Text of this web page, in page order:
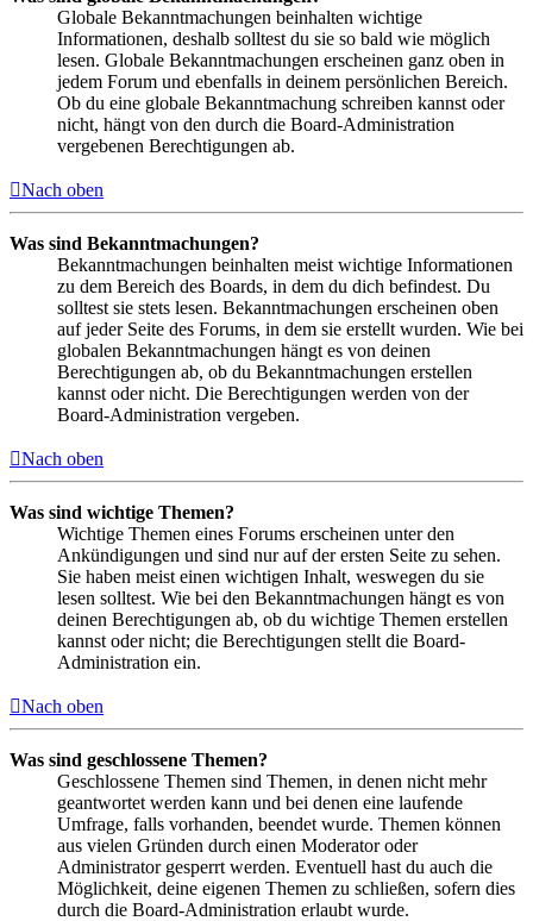
Globale Bekanntmachungen beinhalten wichtige
Informationen, deshalb solltest du sie so bald wie möglich
lesen. Globale Bekanntmachungen erscheinen ganz oben in
jedem Forum und ebenfalls in deinem persönlichen Bereich.
Ob du eine globale Bekanntmachung schreiben kannst oder
nicht, hängt von den durch die Board-Administration
vergebenen Berechtigungen ab.
Nach oben
Was sind Bekanntmachungen?
Bekanntmachungen beinhalten meist wichtige Informationen
zu dem Bereich des Boards, in dem du dich befindest. Du
solltest sie stets lesen. Bekanntmachungen erscheinen oben
auf jeder Seite des Forums, in dem sie erstellt wurden. Wie bei
globalen Bekanntmachungen hängt es von deinen
Berechtigungen ab, ob du Bekanntmachungen erstellen
kannst oder nicht. Die Berechtigungen werden von der
Board-Administration vergeben.
Nach oben
Was sind wichtige Themen?
Wichtige Themen eines Forums erscheinen unter den
Ankündigungen und sind nur auf der ersten Seite zu sehen.
Sie haben meist einen wichtigen Inhalt, weswegen du sie
lesen solltest. Wie bei den Bekanntmachungen hängt es von
deinen Berechtigungen ab, ob du wichtige Themen erstellen
kannst oder nicht; die Berechtigungen stellt die Board-
Administration ein.
Nach oben
Was sind geschlossene Themen?
Geschlossene Themen sind Themen, in denen nicht mehr
geantwortet werden kann und bei denen eine laufende
Umfrage, falls vorhanden, beendet wurde. Themen können
aus vielen Gründen durch einen Moderator oder
Administrator gesperrt werden. Eventuell hast du auch die
Möglichkeit, deine eigenen Themen zu schließen, sofern dies
durch die Board-Administration erlaubt wurde.